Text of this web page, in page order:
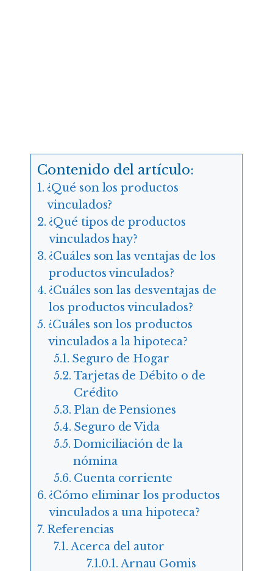
Contenido del artículo:
¿Qué son los productos
vinculados?
¿Qué tipos de productos
vinculados hay?
¿Cuáles son las ventajas de los
productos vinculados?
¿Cuáles son las desventajas de
los productos vinculados?
¿Cuáles son los productos
vinculados a la hipoteca?
Seguro de Hogar
Tarjetas de Débito o de
Crédito
Plan de Pensiones
Seguro de Vida
Domiciliación de la
nómina
Cuenta corriente
¿Cómo eliminar los productos
vinculados a una hipoteca?
Referencias
Acerca del autor
Arnau Gomis